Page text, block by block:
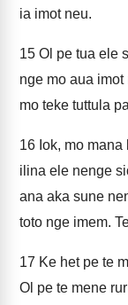
ia imot neu.
15 Ol pe tua ele
nge mo aua
mo teke tuttula
16 Iok, mo
ilina ele nenge
ana aka sune
toto nge imem.
17 Ke het pe te
Ol pe te mene